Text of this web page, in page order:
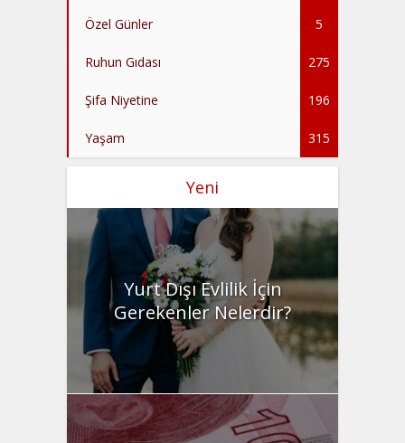
Özel Günler 5
Ruhun Gıdası 275
Şifa Niyetine 196
Yaşam 315
Yeni
Yurt Dışı Evlilik İçin
Gerekenler Nelerdir?